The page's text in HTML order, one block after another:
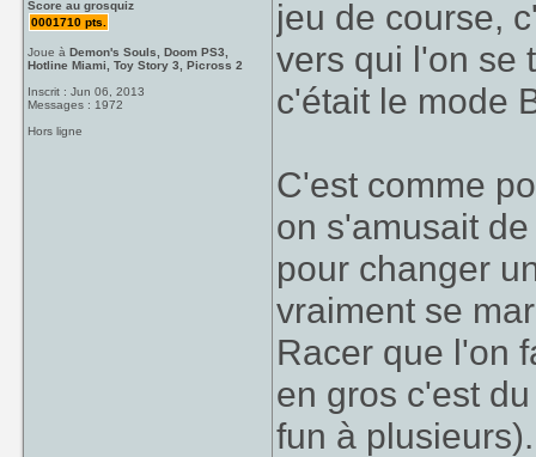
Score au grosquiz
0001710 pts.
Joue àDemon's Souls, Doom PS3,
Hotline Miami, Toy Story 3, Picross 2
Inscrit : Jun 06, 2013
Messages : 1972
Hors ligne
jeu de course,
vers qui l'on se
c'était le mode
C'est comme
on s'amusait
pour changer
vraiment se
Racer que l'on
en gros c'est
fun à plusieurs).